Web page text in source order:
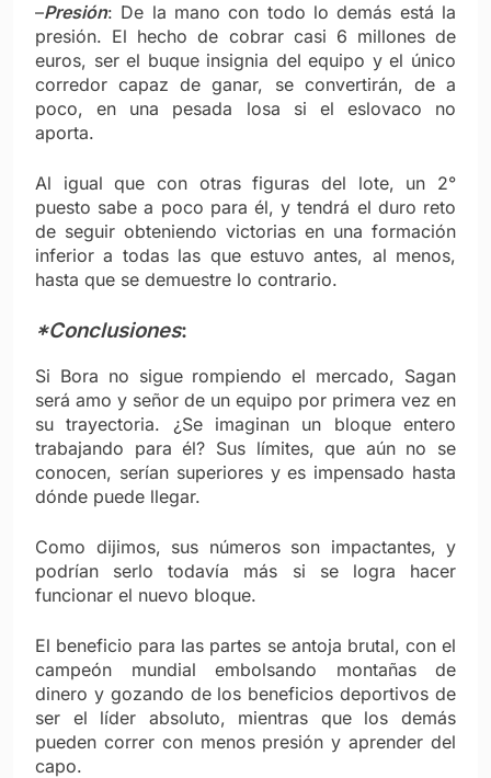
–Presión: De la mano con todo lo demás está la
presión. El hecho de cobrar casi 6 millones de
euros, ser el buque insignia del equipo y el único
corredor capaz de ganar, se convertirán, de a
poco, en una pesada losa si el eslovaco no
aporta.
Al igual que con otras figuras del lote, un 2°
puesto sabe a poco para él, y tendrá el duro reto
de seguir obteniendo victorias en una formación
inferior a todas las que estuvo antes, al menos,
hasta que se demuestre lo contrario.
*Conclusiones:
Si Bora no sigue rompiendo el mercado, Sagan
será amo y señor de un equipo por primera vez en
su trayectoria. ¿Se imaginan un bloque entero
trabajando para él? Sus límites, que aún no se
conocen, serían superiores y es impensado hasta
dónde puede llegar.
Como dijimos, sus números son impactantes, y
podrían serlo todavía más si se logra hacer
funcionar el nuevo bloque.
El beneficio para las partes se antoja brutal, con el
campeón mundial embolsando montañas de
dinero y gozando de los beneficios deportivos de
ser el líder absoluto, mientras que los demás
pueden correr con menos presión y aprender del
capo.